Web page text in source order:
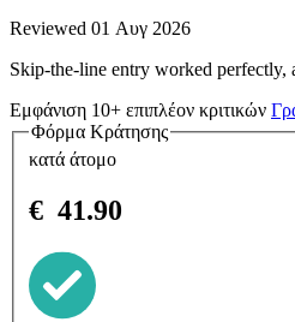
Reviewed 01 Αυγ 2026
Skip-the-line entry worked perfectly,
Εμφάνιση 10+ επιπλέον κριτικών
Φόρμα Κράτησης
κατά άτομο
€ 41.90